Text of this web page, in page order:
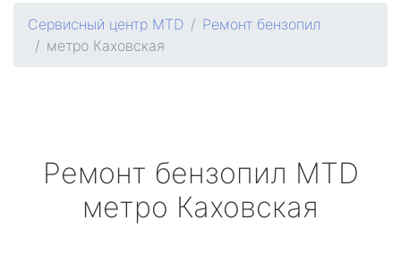
Сервисный центр MTD
Ремонт бензопил
метро Каховская
Ремонт бензопил MTD
метро Каховская